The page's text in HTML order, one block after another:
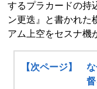
するプラカードの持
ン更迭』と書かれた
アム上空をセスナ機
【次ページ】